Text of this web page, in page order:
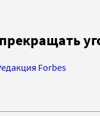
Forbes